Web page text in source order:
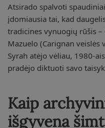
Atsirado spalvoti
įdomiausia tai, kad
tradicines vynuogių rūšis –
Mazuelo (Carignan veislės
Syrah atėjo vėliau, 1980-
pradėjo diktuoti savo
Kaip
išgyvena